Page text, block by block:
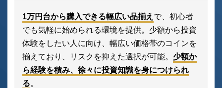
1万円台から購入できる幅広い品揃え で、初心者
でも気軽に始められる環境を提供。少額から投資
体験をしたい人に向け、幅広い価格帯のコインを
揃えており、リスクを抑えた選択が可能。 少額か
ら経験を積み、徐々に投資知識を身につけられ
る。